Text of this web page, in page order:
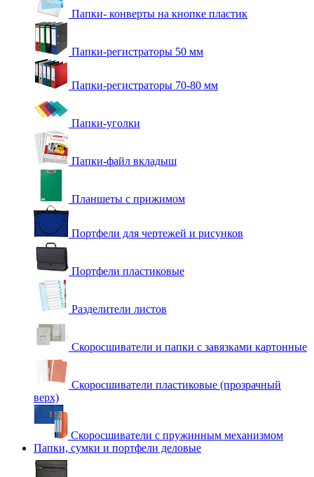
Папки- конверты на кнопке пластик
Папки-регистраторы 50 мм
Папки-регистраторы 70-80 мм
Папки-уголки
Папки-файл вкладыш
Планшеты с прижимом
Портфели для чертежей и рисунков
Портфели пластиковые
Разделители листов
Скоросшиватели и папки с завязками картонные
Скоросшиватели пластиковые (прозрачный
верх)
Скоросшиватели с пружинным механизмом
Папки, сумки и портфели деловые